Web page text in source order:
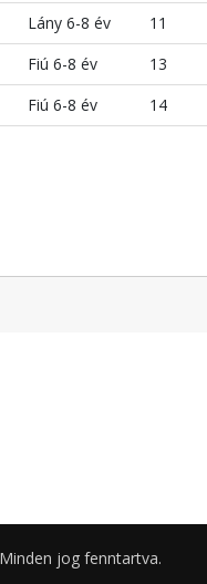
Lány 6-8 év
11
Fiú 6-8 év
13
Fiú 6-8 év 14
jog fenntartva.